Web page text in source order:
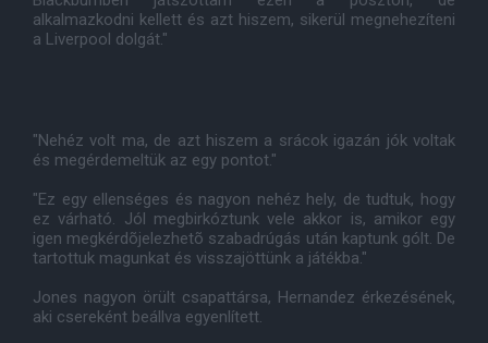
alkalmazkodni kellett és azt hiszem, sikerül megnehezíteni
a Liverpool dolgát."
"Nehéz volt ma, de azt hiszem a srácok igazán jók voltak
és megérdemeltük az egy pontot."
"Ez egy ellenséges és nagyon nehéz hely, de tudtuk, hogy
ez várható. Jól megbirkóztunk vele akkor is, amikor egy
igen megkérdõjelezhetõ szabadrúgás után kaptunk gólt. De
tartottuk magunkat és visszajöttünk a játékba."
Jones nagyon örült csapattársa, Hernandez érkezésének,
aki csereként beállva egyenlített.